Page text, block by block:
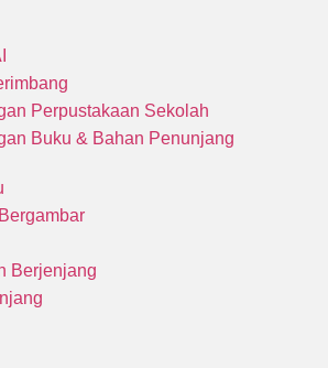
Perpustakaan Sekolah
Buku & Bahan Penunjang
Berjenjang